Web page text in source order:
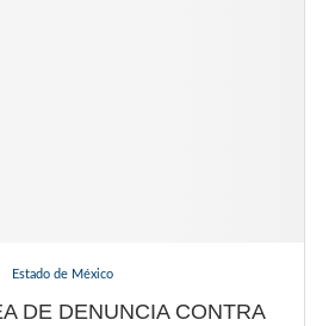
Estado de México
DE DENUNCIA CONTRA